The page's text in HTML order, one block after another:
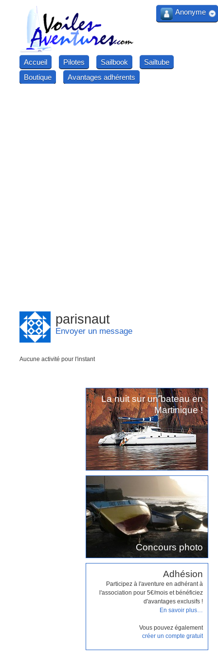
Accueil Pilotes Sailbook
Sailtube
Boutique
Avantages adhérents
parisnaut
Envoyer un message
Aucune activité pour l'instant
La nuit sur un bateau en
Martinique !
Concours photo
Adhésion
Participez à l'aventure en adhérant à
l'association pour 5€/mois et bénéficiez
d'avantages exclusifs !
En savoir plus…
Vous pouvez également
créer un compte gratuit
Anonyme